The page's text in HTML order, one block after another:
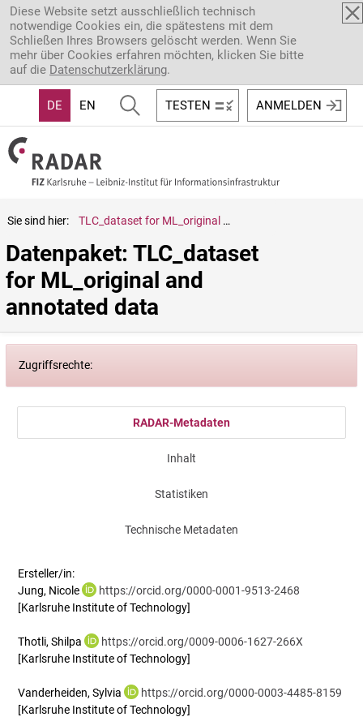
Direkt zum Inhalt
Diese Website setzt ausschließlich technisch
notwendige Cookies ein, die spätestens mit dem
Schließen Ihres Browsers gelöscht werden. Wenn Sie
mehr über Cookies erfahren möchten, klicken Sie bitte
auf die Datenschutzerklärung.
DE EN TESTEN ANMELDEN
Sie sind hier: TLC_dataset for ML_original and annotated data
Datenpaket: TLC_dataset
for ML_original and
annotated data
Zugriffsrechte:
RADAR-Metadaten
Inhalt
Statistiken
Technische Metadaten
Ersteller/in:
Jung, Nicole
https://orcid.org/0000-0001-9513-2468
[Karlsruhe Institute of Technology]
Thotli, Shilpa
https://orcid.org/0009-0006-1627-266X
[Karlsruhe Institute of Technology]
Vanderheiden, Sylvia
https://orcid.org/0000-0003-4485-8159
[Karlsruhe Institute of Technology]